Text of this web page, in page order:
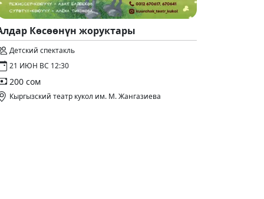
Көсөөнүн жоруктары
Детский спектакль
21 ИЮН ВС 12:30
200 сом
Кыргызский театр кукол им. М. Жангазиева